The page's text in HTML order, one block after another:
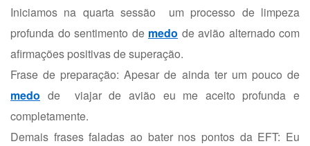
Iniciamos na quarta sessão um processo de limpeza
profunda do sentimento de medo de avião alternado com
afirmações positivas de superação.
Frase de preparação: Apesar de ainda ter um pouco de
medo de viajar de avião eu me aceito profunda e
completamente.
Demais frases faladas ao bater nos pontos da EFT: Eu